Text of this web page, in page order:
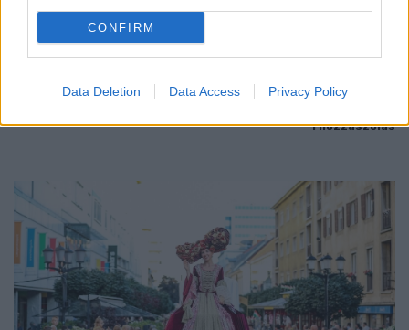
CONFIRM
Data Deletion Data Access Privacy Policy
MÉRKŐZÉSE
Az energiaellátás tehermentesítése érdekében másfél órával
kezdését.
1 hozzászólás